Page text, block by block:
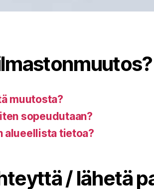
muutosta?
sopeudutaan?
alueellista tietoa?
/ lähetä